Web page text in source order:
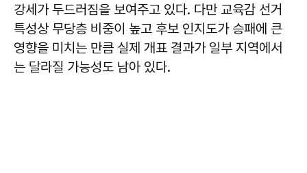
강세가 두드러짐을 보여주고 있다. 다만 교육감 선거
특성상 무당층 비중이 높고 후보 인지도가 승패에 큰
영향을 미치는 만큼 실제 개표 결과가 일부 지역에서
는 달라질 가능성도 남아 있다.